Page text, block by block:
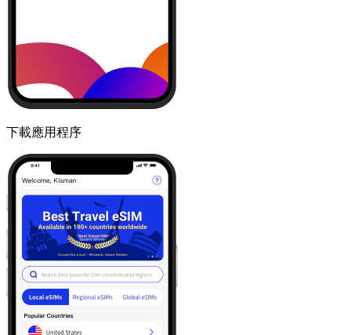
下載應用程序